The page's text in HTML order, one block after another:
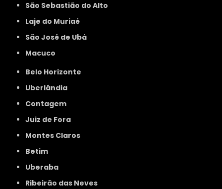
São Sebastião do Alto
Laje do Muriaé
São José de Ubá
Macuco
Belo Horizonte
Uberlândia
Contagem
Juiz de Fora
Montes Claros
Betim
Uberaba
Ribeirão das Neves